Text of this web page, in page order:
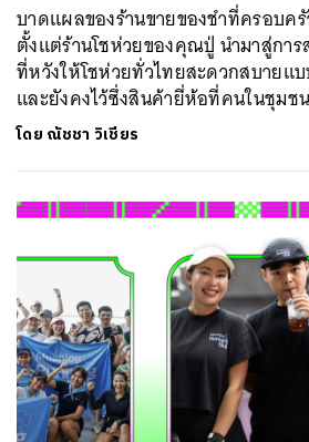
บาดแผลของร้านขายของชำที่ครอบค
ตั้งแต่ร้านโชห่วยของคุณปู่ นำมาสู่การ
ที่หวังให้โชห่วยทั่วไทยสะดวกสบายแ
และยังคงไว้ซึ่งสินค้ายี่ห้อที่คนในชุม
โดย ณัชชา วิเชียร